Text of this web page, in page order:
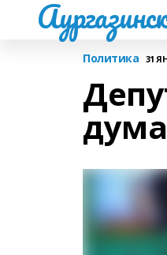
Политика 31